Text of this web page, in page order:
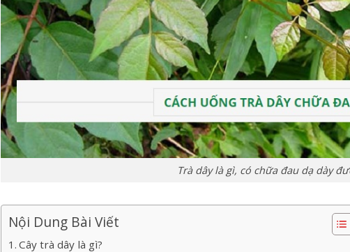
Trà dây là gì, có chữa đau dạ dày
Nội Dung Bài Viết
Cây trà dây là gì?